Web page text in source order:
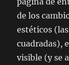
de los
estéticos
cuadradas),
visible (y se